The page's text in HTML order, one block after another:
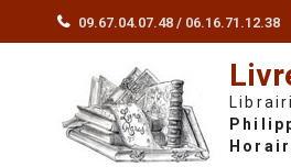
09.67.04.07.48 / 06.16.71.12.38